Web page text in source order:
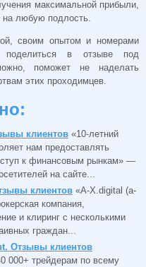
максимальной прибыли,
на любую подлость.
своим опытом и номерами
в отзыве под
поможет не наделать
этих проходимцев.
клиентов «10-летний
нам предоставлять
к финансовым рынкам» —
на сайте...
клиентов «A-X.digital (a-
компания,
и клиринг с несколькими
граждан...
Отзывы клиентов
000+ трейдерам по всему